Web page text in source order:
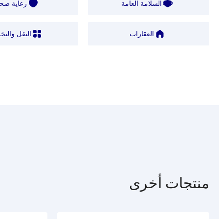
السلامة العامة رعاية
العقارات النقل
منتجات أخرى